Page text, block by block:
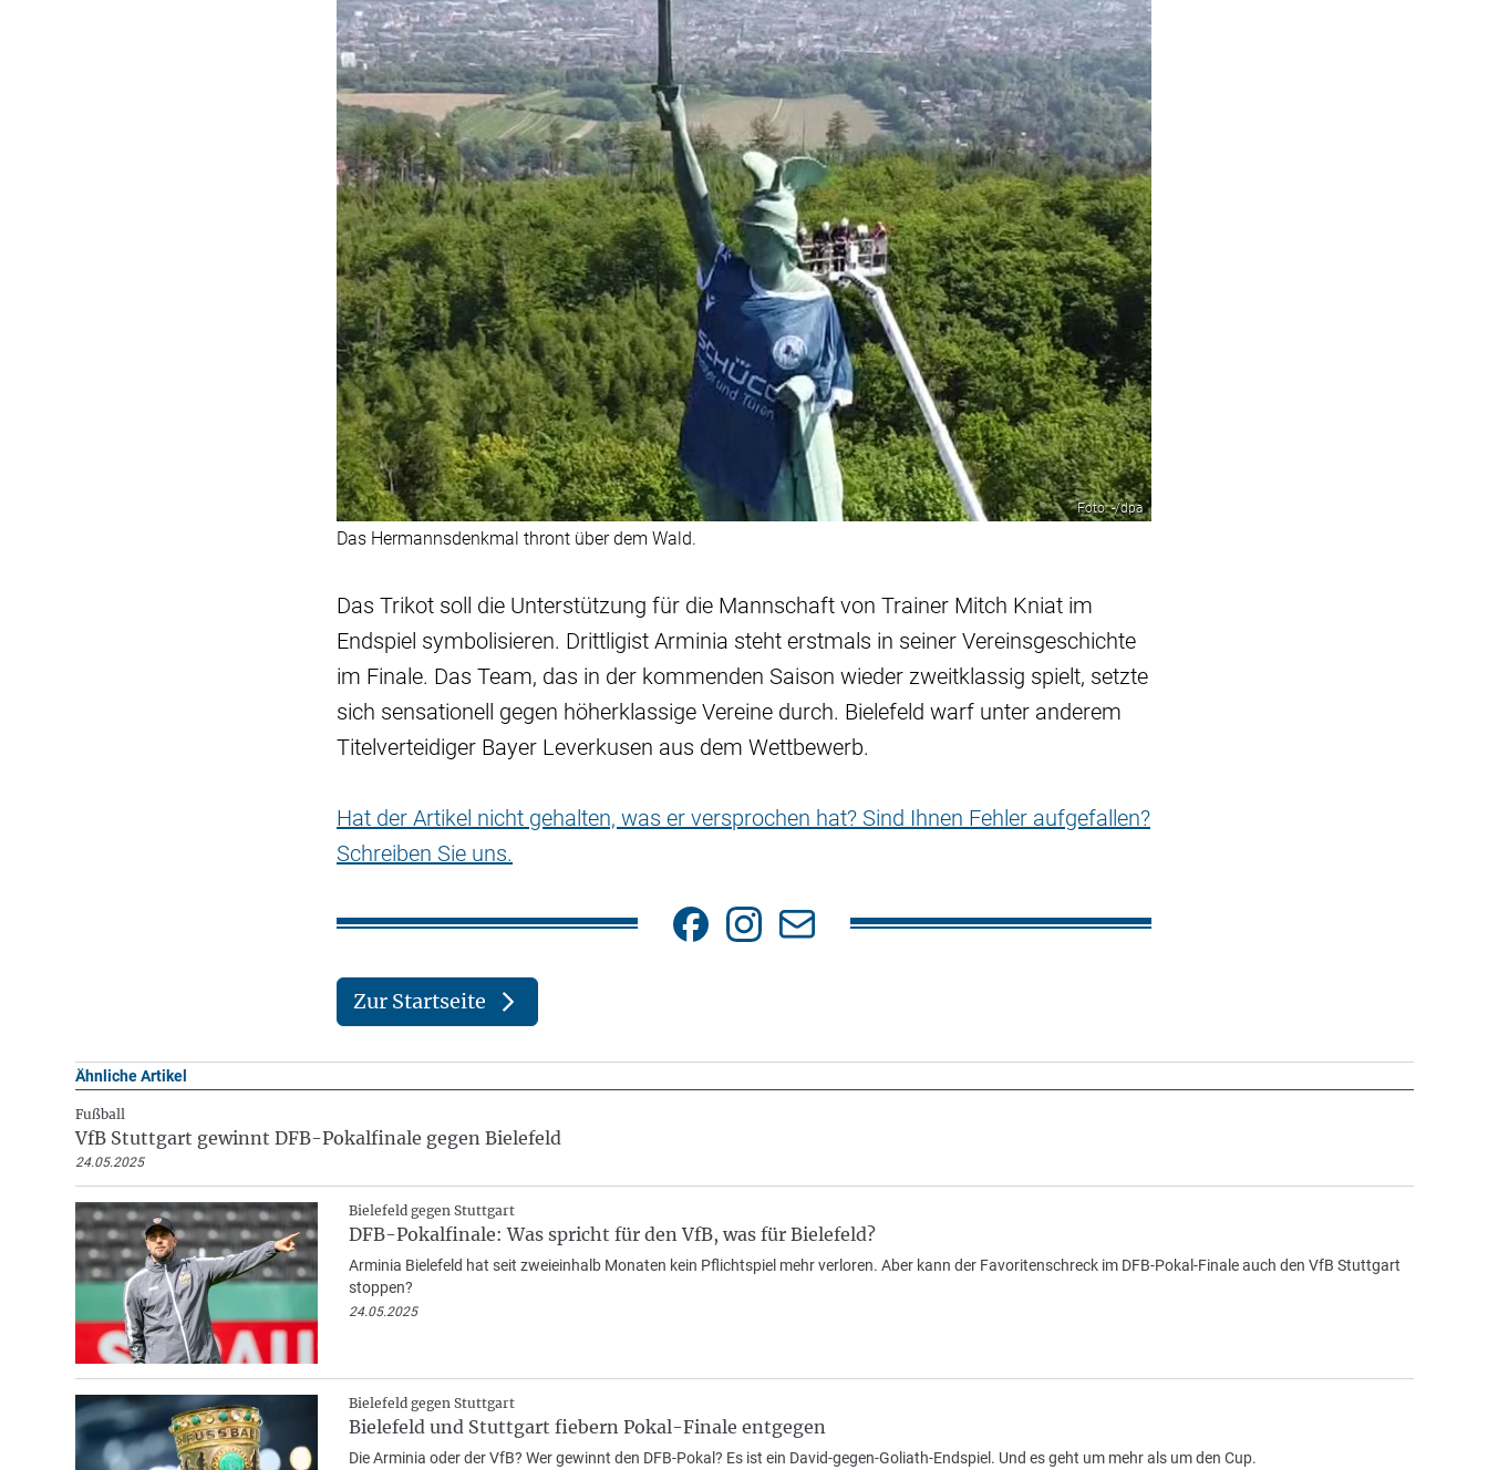
Foto: -/dpa
Das Hermannsdenkmal thront über dem Wald.
Das Trikot soll die Unterstützung für die Mannschaft von Trainer Mitch Kniat im
Endspiel symbolisieren. Drittligist Arminia steht erstmals in seiner Vereinsgeschichte
im Finale. Das Team, das in der kommenden Saison wieder zweitklassig spielt, setzte
sich sensationell gegen höherklassige Vereine durch. Bielefeld warf unter anderem
Titelverteidiger Bayer Leverkusen aus dem Wettbewerb.
Hat der Artikel nicht gehalten, was er versprochen hat? Sind Ihnen Fehler aufgefallen?
Schreiben Sie uns.
Zur Startseite
Ähnliche Artikel
Fußball
VfB Stuttgart gewinnt DFB-Pokalfinale gegen Bielefeld
24.05.2025
Bielefeld gegen Stuttgart
DFB-Pokalfinale: Was spricht für den VfB, was für Bielefeld?
Arminia Bielefeld hat seit zweieinhalb Monaten kein Pflichtspiel mehr verloren. Aber kann der Favoritenschreck im DFB-Pokal-Finale auch den VfB Stuttgart
stoppen?
24.05.2025
Bielefeld gegen Stuttgart
Bielefeld und Stuttgart fiebern Pokal-Finale entgegen
Die Arminia oder der VfB? Wer gewinnt den DFB-Pokal? Es ist ein David-gegen-Goliath-Endspiel. Und es geht um mehr als um den Cup.